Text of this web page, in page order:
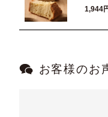
1,944
お客様のお